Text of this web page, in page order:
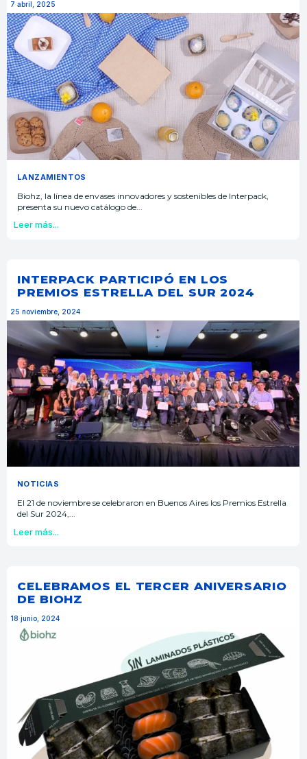
7 abril, 2025
LANZAMIENTOS
Biohz, la línea de envases innovadores y sostenibles de Interpack,
presenta su nuevo catálogo de...
Leer más...
INTERPACK PARTICIPÓ EN LOS
PREMIOS ESTRELLA DEL SUR 2024
25 noviembre, 2024
NOTICIAS
El 21 de noviembre se celebraron en Buenos Aires los Premios Estrella
del Sur 2024,...
Leer más...
CELEBRAMOS EL TERCER ANIVERSARIO
DE BIOHZ
18 junio, 2024